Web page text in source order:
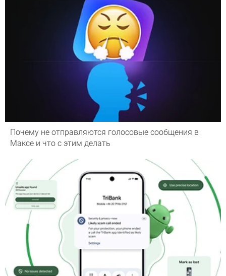
Почему не отправляются голосовые сообщения в
Максе и что с этим делать